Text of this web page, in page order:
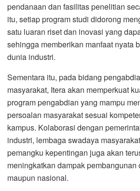
pendanaan dan fasilitas penelitian
itu, setiap program studi didorong
satu luaran riset dan inovasi yang
sehingga memberikan manfaat nyata
dunia industri.
Sementara itu, pada bidang
masyarakat, Itera akan memperkuat
program pengabdian yang mampu
persoalan masyarakat sesuai
kampus. Kolaborasi dengan
industri, lembaga swadaya
pemangku kepentingan juga akan
meningkatkan dampak pembangunan
maupun nasional.